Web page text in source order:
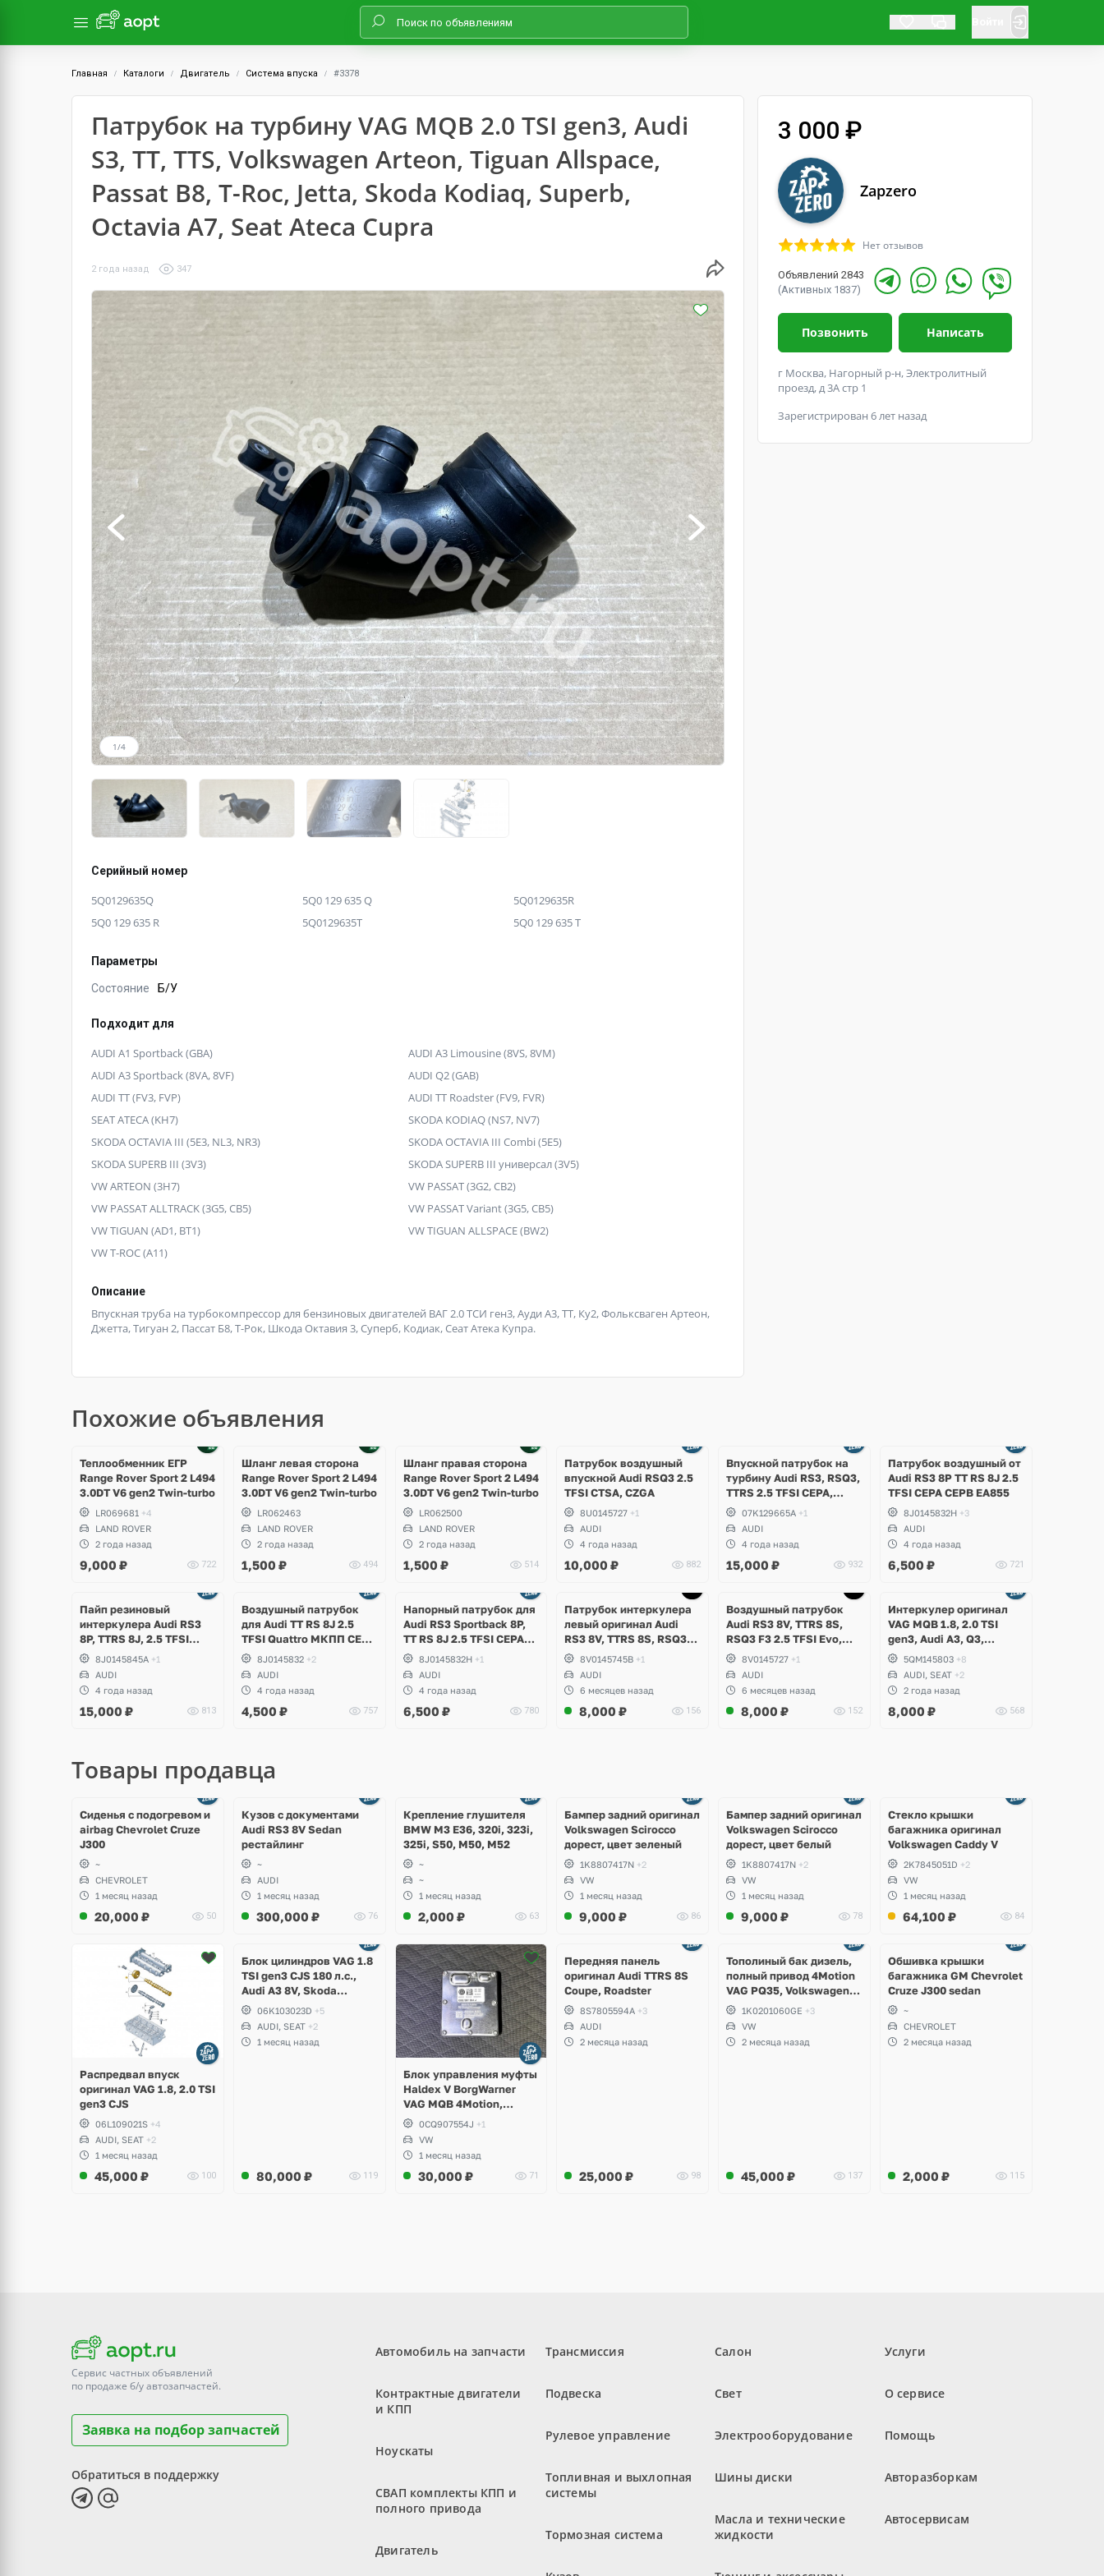
Главная Каталоги Двигатель Система впуска #3378
Патрубок на турбину VAG MQB 2.0 TSI gen3, Audi
S3, TT, TTS, Volkswagen Arteon, Tiguan Allspace,
Passat B8, T-Roc, Jetta, Skoda Kodiaq, Superb,
Octavia A7, Seat Ateca Cupra
2 года назад 347
1/4
Серийный номер
5Q0129635Q 5Q0 129 635 Q
5Q0129635R
5Q0 129 635 R
5Q0129635T 5Q0 129 635 T
Параметры
Состояние Б/У
Подходит для
AUDI A1 Sportback (GBA)
AUDI A3 Limousine (8VS, 8VM)
AUDI A3 Sportback (8VA, 8VF)
AUDI Q2 (GAB)
AUDI TT (FV3, FVP)
AUDI TT Roadster (FV9, FVR)
SEAT ATECA (KH7)
SKODA KODIAQ (NS7, NV7)
SKODA OCTAVIA III (5E3, NL3, NR3)
SKODA OCTAVIA III Combi (5E5)
SKODA SUPERB III (3V3)
SKODA SUPERB III универсал (3V5)
VW ARTEON (3H7)
VW PASSAT (3G2, CB2)
VW PASSAT ALLTRACK (3G5, CB5)
VW PASSAT Variant (3G5, CB5)
VW TIGUAN (AD1, BT1)
VW TIGUAN ALLSPACE (BW2)
VW T-ROC (A11)
Описание
Впускная труба на турбокомпрессор для бензиновых двигателей ВАГ 2.0 ТСИ ген3, Ауди А3, ТТ, Ку2, Фольксваген Артеон,
Джетта, Тигуан 2, Пассат Б8, Т-Рок, Шкода Октавия 3, Суперб, Кодиак, Сеат Атека Купра.
3 000 ₽
Zapzero
Нет отзывов
Объявлений 2843
(Активных 1837)
Позвонить Написать
г Москва, Нагорный р-н, Электролитный
проезд, д 3А стр 1
Зарегистрирован 6 лет назад
Похожие объявления
Теплообменник ЕГР
Range Rover Sport 2 L494
3.0DT V6 gen2 Twin-turbo
LR069681 +4
LAND ROVER
2 года назад
9,000 ₽ 722
Шланг левая сторона
Range Rover Sport 2 L494
3.0DT V6 gen2 Twin-turbo
LR062463
LAND ROVER
2 года назад
1,500 ₽ 494
Шланг правая сторона
Range Rover Sport 2 L494
3.0DT V6 gen2 Twin-turbo
LR062500
LAND ROVER
2 года назад
1,500 ₽ 514
Патрубок воздушный
впускной Audi RSQ3 2.5
TFSI CTSA, CZGA
8U0145727 +1
AUDI
4 года назад
10,000 ₽ 882
Впускной патрубок на
турбину Audi RS3, RSQ3,
TTRS 2.5 TFSI CEPA,
CTSA, CZGA, CZGB
07K129665A +1
AUDI
4 года назад
15,000 ₽ 932
Патрубок воздушный от
Аudi RS3 8P TT RS 8J 2.5
TFSI CEPA CEPB EA855
8J0145832H +3
AUDI
4 года назад
6,500 ₽ 721
Пайп резиновый
интеркулера Audi RS3
8P, TTRS 8J, 2.5 TFSI
CEPA, CEPB
8J0145845A +1
AUDI
4 года назад
15,000 ₽ 813
Воздушный патрубок
для Audi TT RS 8J 2.5
TFSI Quattro МКПП СEPA
CEPB EA855
8J0145832 +2
AUDI
4 года назад
4,500 ₽ 757
Напорный патрубок для
Аudi RS3 Sportback 8P,
TT RS 8J 2.5 TFSI CEPA
CEPB EA855 DSG DQ500
8J0145832H +1
AUDI
4 года назад
6,500 ₽ 780
Патрубок интеркулера
левый оригинал Audi
RS3 8V, TTRS 8S, RSQ3
F3 2.5 TFSI Evo, DAZA,
DNWA, DNWB
8V0145745B +1
AUDI
6 месяцев назад
8,000 ₽ 156
Воздушный патрубок
Audi RS3 8V, TTRS 8S,
RSQ3 F3 2.5 TFSI Evo,
CZGB, DAZA, DNWA,
DNWB
8V0145727 +1
AUDI
6 месяцев назад
8,000 ₽ 152
Интеркулер оригинал
VAG MQB 1.8, 2.0 TSI
gen3, Audi A3, Q3,
Volkswagen Golf 7
Alltrack, Passat B8,
Tiguan 2, Allspace, Taos,
Arteon, Skoda Kodiaq,
Karoq, Superb, Octavia
5QM145803 +8
AUDI, SEAT +2
2 года назад
8,000 ₽ 568
Товары продавца
Сиденья с подогревом и
airbag Chevrolet Cruze
J300
~
CHEVROLET
1 месяц назад
20,000 ₽ 50
Кузов с документами
Audi RS3 8V Sedan
рестайлинг
~
AUDI
1 месяц назад
300,000 ₽ 76
Крепление глушителя
BMW M3 E36, 320i, 323i,
325i, S50, M50, M52
~
~
1 месяц назад
2,000 ₽ 63
Бампер задний оригинал
Volkswagen Scirocco
дорест, цвет зеленый
1K8807417N +2
VW
1 месяц назад
9,000 ₽ 86
Бампер задний оригинал
Volkswagen Scirocco
дорест, цвет белый
1K8807417N +2
VW
1 месяц назад
9,000 ₽ 78
Стекло крышки
багажника оригинал
Volkswagen Caddy V
2K7845051D +2
VW
1 месяц назад
64,100 ₽ 84
Распредвал впуск
оригинал VAG 1.8, 2.0 TSI
gen3 CJS
06L109021S +4
AUDI, SEAT +2
1 месяц назад
45,000 ₽ 100
2 фото
Блок цилиндров VAG 1.8
TSI gen3 CJS 180 л.с.,
Audi A3 8V, Skoda
Octavia A7, Superb,
Volkswagen Passat B8,
Golf VII Alltrack, Seat
Leon
06K103023D +5
AUDI, SEAT +2
1 месяц назад
80,000 ₽ 119
Блок управления муфты
Haldex V BorgWarner
VAG MQB 4Motion,
Volkswagen Tiguan
0CQ907554J +1
VW
1 месяц назад
30,000 ₽ 71
2 фото
Передняя панель
оригинал Audi TTRS 8S
Coupe, Roadster
8S7805594A +3
AUDI
2 месяца назад
25,000 ₽ 98
Тополиный бак дизель,
полный привод 4Motion
VAG PQ35, Volkswagen
Scirocco, Golf V, VI,
Skoda Yeti, Octavia A5,
Superb, Audi A3, Seat
Altea
1K0201060GE +3
VW
2 месяца назад
45,000 ₽ 137
Обшивка крышки
багажника GM Chevrolet
Cruze J300 sedan
~
CHEVROLET
2 месяца назад
2,000 ₽ 115
Сервис частных объявлений
по продаже б/уавтозапчастей.
Заявка на подбор запчастей
Обратиться в поддержку
Автомобиль на запчасти
Контрактные двигатели
и КПП
Ноускаты
СВАП комплекты КПП и
полного привода
Двигатель
Трансмиссия
Подвеска
Рулевое управление
Топливная и выхлопная
системы
Тормозная система
Салон
Свет
Электрооборудование
Шины диски
Масла и технические
жидкости
Услуги
О сервисе
Помощь
Авторазборкам
Автосервисам